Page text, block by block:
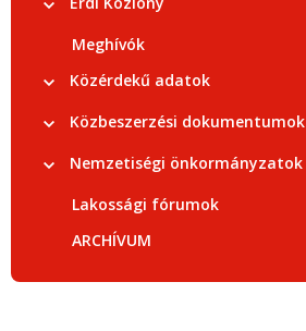
Meghívók
Közérdekű adatok
Közbeszerzési dokumentumok
Nemzetiségi önkormányzatok
Lakossági fórumok
ARCHÍVUM